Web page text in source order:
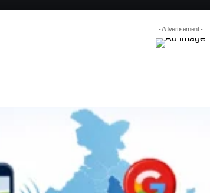
- Advertisement -